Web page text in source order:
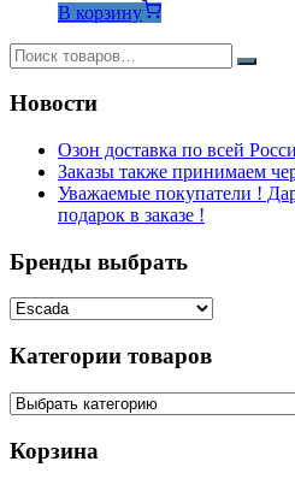
В корзину
Новости
Озон доставка по всей
Заказы также принимаем
Уважаемые покупатели !
подарок в заказе !
Бренды выбрать
Категории товаров
Корзина